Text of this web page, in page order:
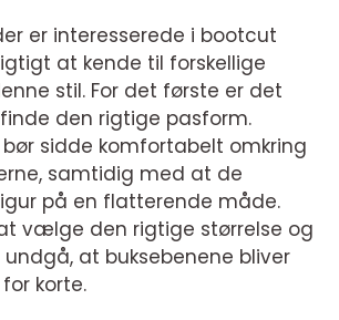
er interesserede i bootcut
at kende til forskellige
stil. For det første er det
den rigtige pasform.
sidde komfortabelt omkring
samtidig med at de
på en flatterende måde.
vælge den rigtige størrelse og
at buksebenene bliver
korte.